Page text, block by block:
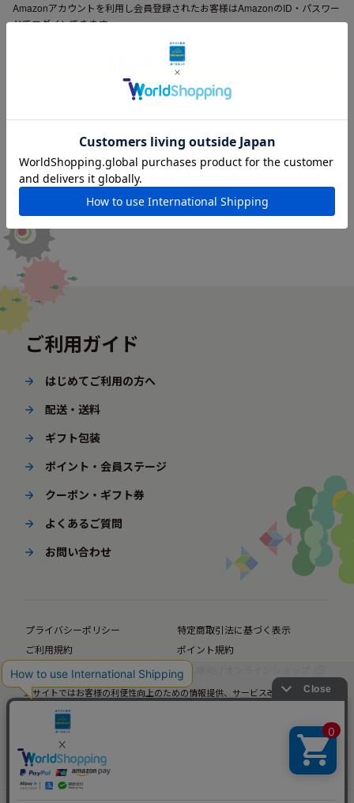
Amazonアカウントを利用し会員登録されたお客様はAmazonのID・パスワー
ドでログインできます。
ご利用ガイド
はじめてご利用の方へ
配送・送料
ギフト包装
ポイント・会員ステージ
クーポン・ギフト券
よくあるご質問
お問い合わせ
プライバシーポリシー
特定商取引法に基づく表示
ご利用規約
ポイント規約
企業サイト
法人様向けオンラインショップ
当サイトではお客様の利便性向上のための情報提供、サービス改善のための分
当サイトの閲覧を継続された場合、Cookieの使用にご同意いただいたものとみ
なします。
詳細については